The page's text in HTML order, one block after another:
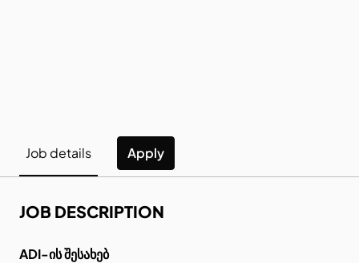
Job details Apply
JOB DESCRIPTION
ADI-ის შესახებ